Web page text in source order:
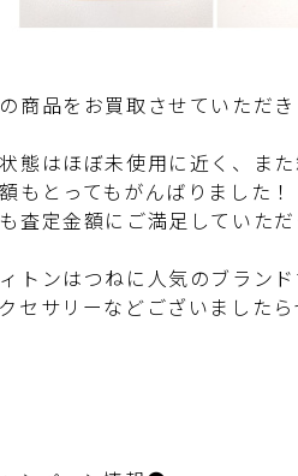
商品をお買取させていただき
態はほぼ未使用に近く、ま
もとってもがんばりました！
査定金額にご満足していた
トンはつねに人気のブラン
セサリーなどございました